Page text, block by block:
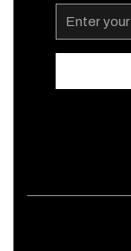
Email
Address